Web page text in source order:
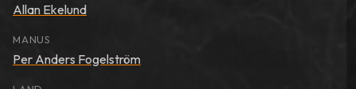
Allan Ekelund
MANUS
Per Anders Fogelström